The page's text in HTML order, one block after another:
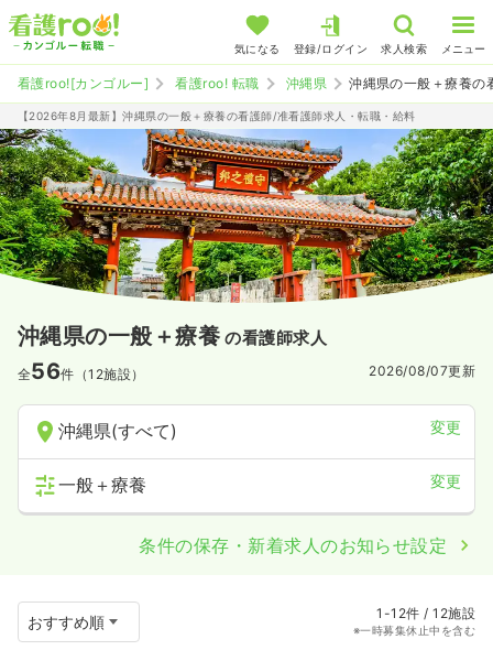
気になる 登録/ログイン 求人検索 メニュー
看護roo![カンゴルー] 看護roo! 転職 沖縄県 沖縄県の一般＋療養の
【2026年8月最新】沖縄県の一般＋療養の看護師/准看護師求人・転職・給料
沖縄県の一般＋療養 の看護師求人
全56件（12施設） 2026/08/07更新
沖縄県(すべて) 変更
一般＋療養 変更
条件の保存・新着求人のお知らせ設定
1-12件 / 12施設
※一時募集休止中を含む